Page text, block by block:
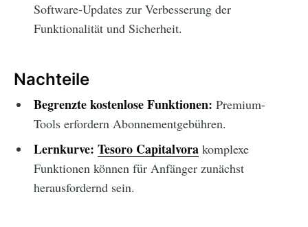
Software-Updates zur Verbesserung der
Funktionalität und Sicherheit.
Nachteile
Begrenzte kostenlose Funktionen: Premium-
Tools erfordern Abonnementgebühren.
Lernkurve: Tesoro Capitalvorakomplexe
Funktionen können für Anfänger zunächst
herausfordernd sein.